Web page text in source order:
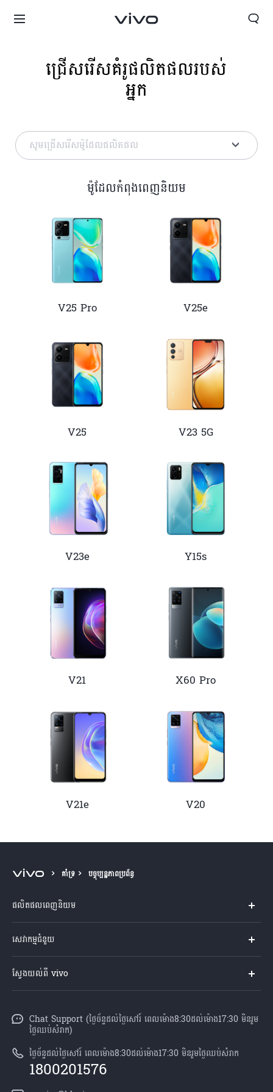
Cambodia | ជ្រើសរើសប្រទេស/តំបន់
ជ្រើសរើសគំរូផលិតផលរបស់
អ្នក
សូមជ្រើសរើសម៉ូដែលផលិតផល
ម៉ូដែលកំពុងពេញនិយម
V25 Pro V25e
V25 V23 5G
V23e Y15s
V21 X60 Pro
V21e V20
គាំទ្រ បច្ចុប្បន្នភាពប្រព័ន្ធ
ផលិតផលពេញនិយម
V60 Lite
V60 5G
V50 Lite
បណ្តាហាងលក់
គ្រប់ម៉ូឌែល
សេវាកម្មជំនួយ
មជ្ឈមណ្ឌល​សេវាកម្ម
Funtouch OS
ការផ្ទៀងផ្ទាត់ IMEI
ពិនិត្យតម្លៃគ្រឿងបន្លាស់
សេវាកម្មជួសជុលដោយដឹកយកទៅជូន
ស្វែងយល់ពី vivo
ព័ត៌មាន
អាជីពនៅ vivo
សេចក្តីជូនដំណឹងផ្លូវច្បាប់
Chat Support (ថ្ងៃច័ន្ទដល់ថ្ងៃសៅរ៍ ពេលម៉ោង8:30ដល់ម៉ោង17:30 មិនរួម
ថ្ងៃឈប់សំរាក)
ថ្ងៃច័ន្ទដល់ថ្ងៃសៅរ៍ ពេលម៉ោង8:30ដល់ម៉ោង17:30 មិនរួមថ្ងៃឈប់សំរាក
1800201576